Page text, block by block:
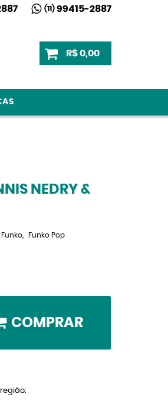
(11)99415-2887
R$ 0,00
NEDRY &
Funko
Funko Pop
COMPRAR